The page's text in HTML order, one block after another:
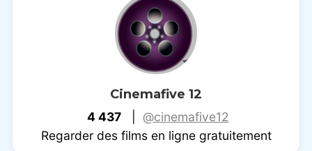
Cinemafive 12
4 437| @cinemafive12
Regarder des films en ligne gratuitement